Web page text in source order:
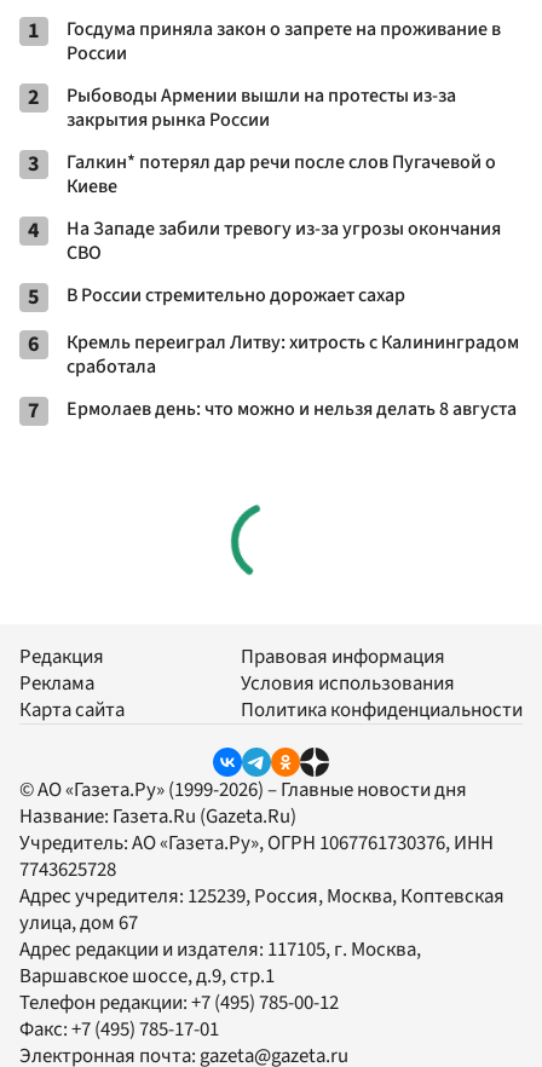
1
Госдума приняла закон о запрете на проживание в
России
2
Рыбоводы Армении вышли на протесты из-за
закрытия рынка России
3
Галкин* потерял дар речи после слов Пугачевой о
Киеве
4
На Западе забили тревогу из-за угрозы окончания
СВО
5 В России стремительно дорожает сахар
6
Кремль переиграл Литву: хитрость с Калининградом
сработала
7 Ермолаев день: что можно и нельзя делать 8 августа
Редакция
Реклама
Карта сайта
Правовая информация
Условия использования
Политика конфиденциальности
© АО «Газета.Ру» (1999-2026) – Главные новости дня
Название: Газета.Ru (Gazeta.Ru)
Учредитель:АО «Газета.Ру», ОГРН 1067761730376, ИНН
7743625728
Адрес учредителя: 125239, Россия, Москва, Коптевская
улица, дом 67
Адрес редакции и издателя: 117105, г. Москва,
Варшавское шоссе, д.9, стр.1
Телефон редакции:+7 (495) 785-00-12
Факс:+7 (495) 785-17-01
Электронная почта:gazeta@gazeta.ru